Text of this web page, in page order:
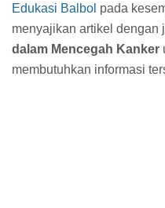
Edukasi Balbol pada
menyajikan artikel dengan
dalam Mencegah Kanker
membutuhkan informasi